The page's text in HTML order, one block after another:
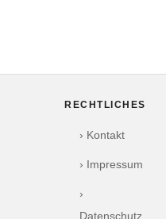
RECHTLICHES
› Kontakt
› Impressum
›
Datenschutz